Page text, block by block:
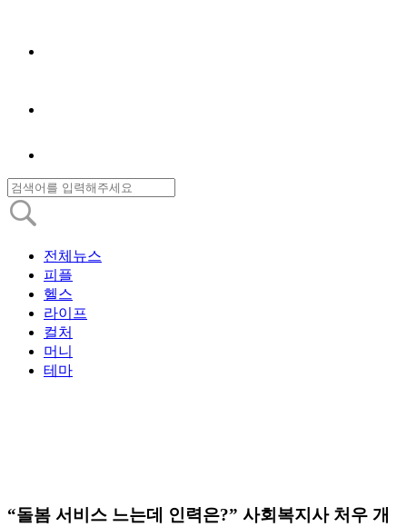
전체뉴스
피플
헬스
라이프
컬처
머니
테마
“돌봄 서비스 느는데 인력은?” 사회복지사 처우 개